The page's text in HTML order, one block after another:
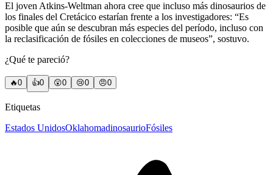
El joven Atkins-Weltman ahora cree que incluso más dinosaurios de
los finales del Cretácico estarían frente a los investigadores: “Es
posible que aún se descubran más especies del período, incluso con
la reclasificación de fósiles en colecciones de museos”, sostuvo.
¿Qué te pareció?
🔥0 👍0 😲0 😢0 😠0
Etiquetas
Estados UnidosOklahomadinosaurioFósiles